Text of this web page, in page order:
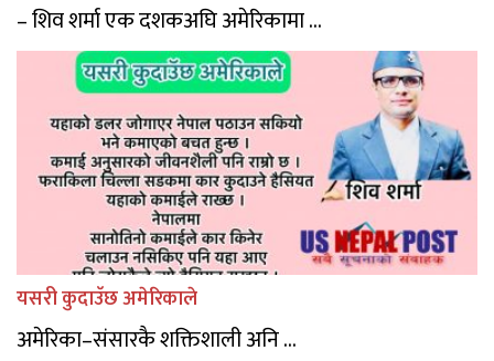
– शिव शर्मा एक दशकअघि अमेरिकामा ...
यसरी कुदाउॅछ अमेरिकाले
अमेरिका–संसारकै शक्तिशाली अनि ...